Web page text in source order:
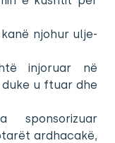
njohur ulje-
injoruar në
u ftuar dhe
sponsorizuar
ardhacakë,